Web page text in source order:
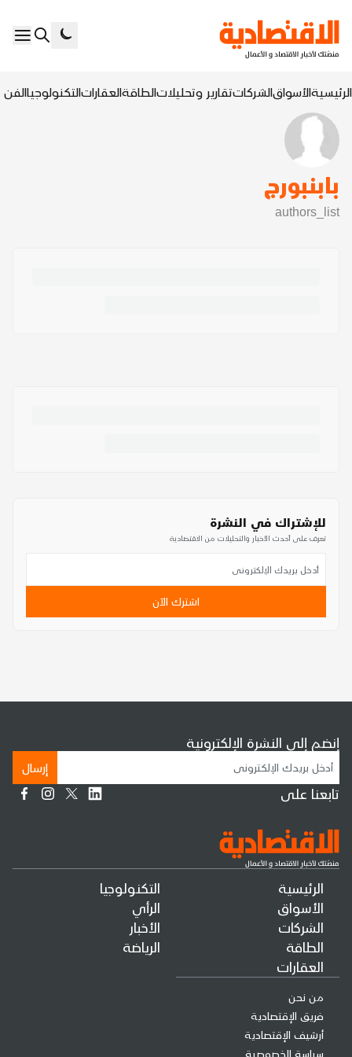
الرئيسيةالأسواقالشركاتتقارير وتحليلاتالطاقةالعقاراتالتكنولوجياالفن
بابنبورج
authors_list
للإشتراك في النشرة
تعرف على أحدث الأخبار والتحليلات من الاقتصادية
اشترك الآن
الرئيسية
الأسواق
الشركات
الطاقة
العقارات
التكنولوجيا
الرأي
الأخبار
الرياضة
من نحن
فريق الإقتصادية
أرشيف الإقتصادية
سياسة الخصوصية
إنضم إلى النشرة الإلكترونية
إرسال
تابعنا على